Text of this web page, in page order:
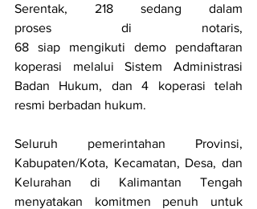
Serentak, 218 sedang dalam
proses di notaris,
68 siap mengikuti demo pendaftaran
koperasi melalui Sistem Administrasi
Badan Hukum, dan 4 koperasi telah
resmi berbadan hukum.
Seluruh pemerintahan Provinsi,
Kabupaten/Kota, Kecamatan, Desa, dan
Kelurahan di Kalimantan Tengah
menyatakan komitmen penuh untuk